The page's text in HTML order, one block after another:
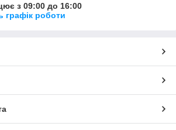
з 09:00 до 16:00
графік роботи